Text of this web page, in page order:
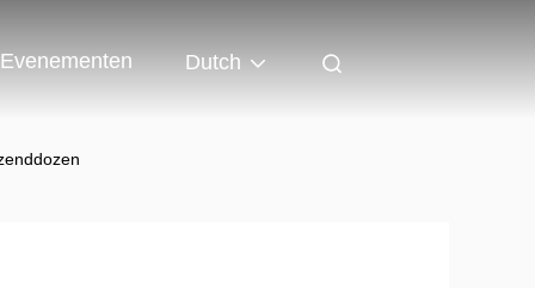
Evenementen Dutch